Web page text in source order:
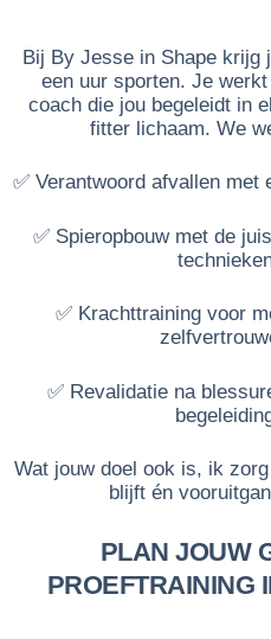
Bij By Jesse in Shape krijg
een uur sporten. Je
coach die jou begeleidt in
fitter lichaam. We
✅ Verantwoord afvallen met
✅ Spieropbouw met de
✅ Krachttraining voor
✅ Revalidatie na
Wat jouw doel ook is, ik
blijft én
PLAN JOUW
PROEFTRAINING